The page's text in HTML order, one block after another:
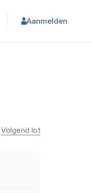
Aanmelden
Volgend lot